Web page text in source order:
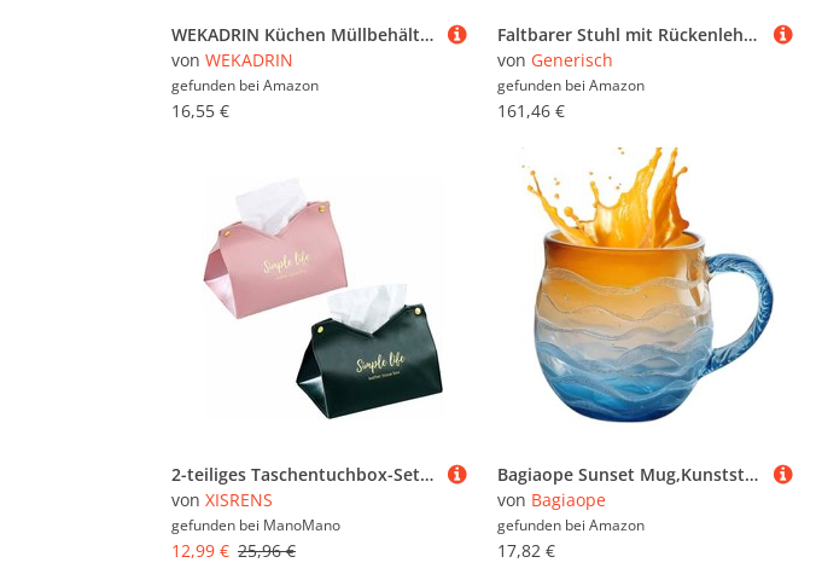
WEKADRIN Küchen Müllbehälter Pressdeckel Weiß Moderner Kunststoff Abfalleimer mit Rundem Design Rostfrei Kompakte für Zuhause Büro und Einfach zu Bedienen und Sicher
von WEKADRIN
gefunden bei Amazon
16,55 €
Faltbarer Stuhl mit Rückenlehne – PU-Leder-Polstersitz für Komfort, tragbares und stabiles Design für Büro oder Konferenzraum
von Generisch
gefunden bei Amazon
161,46 €
2-teiliges Taschentuchbox-Set, Taschentuchbox aus Leder, V-förmiges Design, geeignet für Wohnzimmer, Schlafzimmer, Büro, Badezimmer, Auto (Rosa, Grün)
von XISRENS
gefunden bei ManoMano
12,99 € 25,96 €
Bagiaope Sunset Mug,Kunststoff Wasserflasche Mit Griff Sonnenuntergang Meer Design - Schöne Kaffeetasse - Für Kinder Strandhaus Büro Zuhause Küche Erwachsene Männer Frauen
von Bagiaope
gefunden bei Amazon
17,82 €